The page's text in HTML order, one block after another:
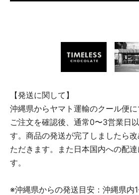
【発送に関して】
沖縄県からヤマト運輸のクール便に
ご注文を確認後、通常0〜3営業日
す。商品の発送が完了しましたら
ただきます。また日本国内への配
す。
※沖縄県からの発送目安：沖縄県